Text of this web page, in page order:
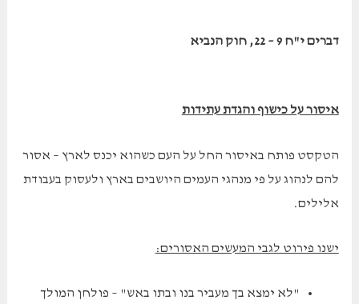
דברים י"ח 9 – 22, חוק הנביא
איסור על כישוף והגדת עתידות
הטקסט פותח באיסור החל על העם כשהוא יכנס לארץ – אסור
להם לנהוג על פי מנהגי העמים היושבים בארץ ולעסוק בעבודת
אלילים.
ישנו פירוט לגבי המעשים האסורים:
"לא ימצא בך מעביר בנו ובתו באש" – פולחן המולך